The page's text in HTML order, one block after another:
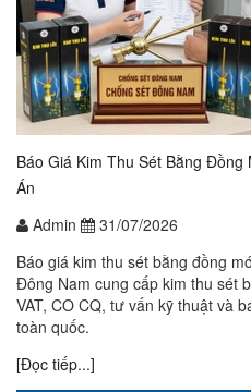
Báo Giá Kim Thu Sét Bằng
Án
Admin
31/07/2026
Báo giá kim thu sét bằng đồng
Đông Nam cung cấp kim thu sét
VAT, CO CQ, tư vấn kỹ thuật và
toàn quốc.
[Đọc tiếp...]